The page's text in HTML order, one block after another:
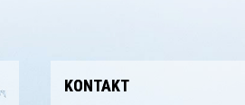
KONTAKT